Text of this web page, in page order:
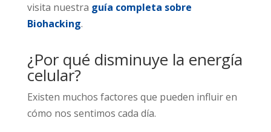
visita nuestra guía completa sobre
Biohacking.
¿Por qué disminuye la energía
celular?
Existen muchos factores que pueden influir en
cómo nos sentimos cada día.